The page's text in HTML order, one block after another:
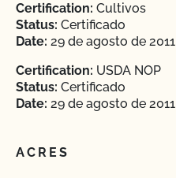
Certification: Cultivos
Status: Certificado
Date: 29 de agosto de 2011
Certification: USDA NOP
Status: Certificado
Date: 29 de agosto de 2011
ACRES